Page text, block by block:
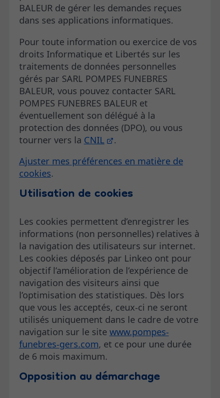
BALEUR de gérer les demandes reçues
dans ses applications informatiques.
Pour toute information ou exercice de vos
droits Informatique et Libertés sur les
traitements de données personnelles
gérés par SARL POMPES FUNEBRES
BALEUR, vous pouvez contacter SARL
POMPES FUNEBRES BALEUR et
éventuellement son délégué à la
protection des données (DPO), ou vous
tourner vers la CNIL
.
Ajuster mes préférences en matière de
cookies.
Utilisation de cookies
Les cookies permettent d’enregistrer les
informations (non personnelles) relatives à
la navigation des utilisateurs sur internet.
Les cookies déposés par Linkeo ont pour
objectif l’amélioration de l’expérience de
navigation des visiteurs ainsi que
l’optimisation des statistiques. Dès lors
que vous les acceptés, ceux-ci ne seront
utilisés uniquement dans le cadre de votre
navigation sur le site www.pompes-
funebres-gers.com, et ce pour une durée
de 6 mois maximum.
Opposition au démarchage